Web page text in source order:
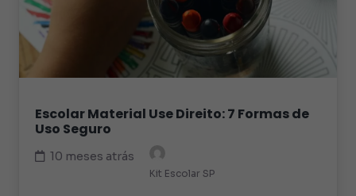
Escolar Material Use Direito: 7 Formas de
Uso Seguro
10 meses atrás
Kit Escolar SP